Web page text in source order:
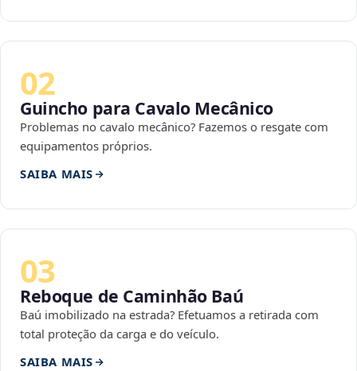
02
Guincho para Cavalo Mecânico
Problemas no cavalo mecânico? Fazemos o resgate com
equipamentos próprios.
SAIBA MAIS
03
Reboque de Caminhão Baú
Baú imobilizado na estrada? Efetuamos a retirada com
total proteção da carga e do veículo.
SAIBA MAIS